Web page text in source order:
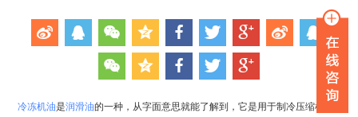
冷冻机油是润滑油的一种，从字面意思就能了解到，它是用于制冷压缩机的